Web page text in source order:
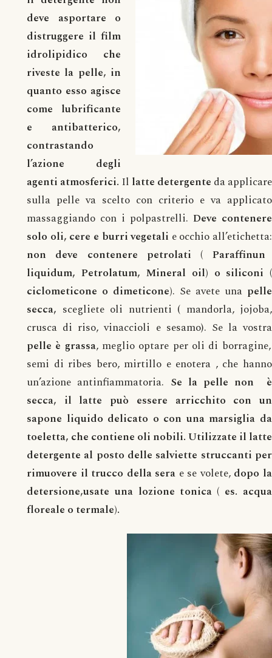
deve asportare o
distruggere il film
idrolipidico che
riveste la pelle, in
quanto esso agisce
come lubrificante
e antibatterico,
contrastando
l’azione degli
agenti atmosferici. Il latte detergente da applicare
sulla pelle va scelto con criterio e va applicato
massaggiando con i polpastrelli. Deve contenere
solo oli, cere e burri vegetali e occhio all’etichetta:
non deve contenere petrolati ( Paraffinun
liquidum, Petrolatum, Mineral oil) o siliconi (
ciclometicone o dimeticone). Se avete una pelle
secca, scegliete oli nutrienti ( mandorla, jojoba,
crusca di riso, vinaccioli e sesamo). Se la vostra
pelle è grassa, meglio optare per oli di borragine,
semi di ribes bero, mirtillo e enotera , che hanno
un’azione antinfiammatoria. Se la pelle non è
secca, il latte può essere arricchito con un
sapone liquido delicato o con una marsiglia da
toeletta, che contiene oli nobili. Utilizzate il latte
detergente al posto delle salviette struccanti per
rimuovere il trucco della sera e se volete, dopo la
detersione,usate una lozione tonica ( es. acqua
floreale o termale).